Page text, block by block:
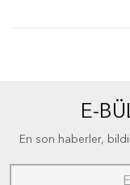
E-
En son haberler,